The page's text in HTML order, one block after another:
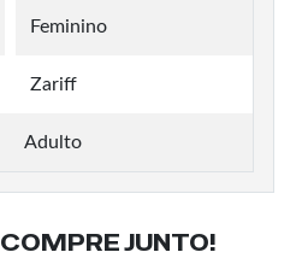
Feminino
Zariff
Adulto
COMPRE JUNTO!